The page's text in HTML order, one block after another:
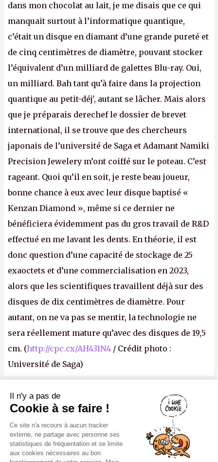
dans mon chocolat au lait, je me disais que ce qui
manquait surtout à l’informatique quantique,
c’était un disque en diamant d’une grande pureté et
de cinq centimètres de diamètre, pouvant stocker
l’équivalent d’un milliard de galettes Blu-ray. Oui,
un milliard. Bah tant qu’à faire dans la projection
quantique au petit-déj', autant se lâcher. Mais alors
que je préparais derechef le dossier de brevet
international, il se trouve que des chercheurs
japonais de l’université de Saga et Adamant Namiki
Precision Jewelery m’ont coiffé sur le poteau. C’est
rageant. Quoi qu’il en soit, je reste beau joueur,
bonne chance à eux avec leur disque baptisé «
Kenzan Diamond », même si ce dernier ne
bénéficiera évidemment pas du gros travail de R&D
effectué en me lavant les dents. En théorie, il est
donc question d’une capacité de stockage de 25
exaoctets et d’une commercialisation en 2023,
alors que les scientifiques travaillent déjà sur des
disques de dix centimètres de diamètre. Pour
autant, on ne va pas se mentir, la technologie ne
sera réellement mature qu’avec des disques de 19,5
cm. (http://cpc.cx/AH431N4 / Crédit photo :
Université de Saga)
Canard PC
Kiosque numérique
Boutique
Il n'y a pas de
Cookie à se faire !
Ce site n'a recours à aucun tracker
externe, ne partage avec personne ses
statistiques de fréquentation et se limite
aux cookies nécessaires au bon